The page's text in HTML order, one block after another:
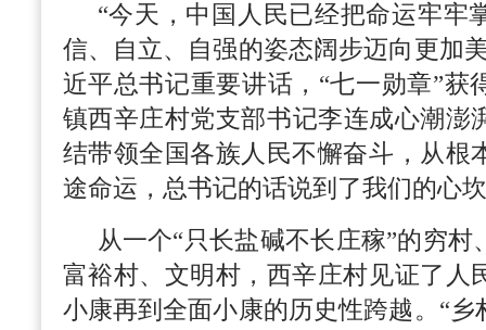
“今天，中国人民已经把命运牢牢
信、自立、自强的姿态阔步迈向更加
近平总书记重要讲话，“七一勋章”获
镇西辛庄村党支部书记李连成心潮澎
结带领全国各族人民不懈奋斗，从根
途命运，总书记的话说到了我们的心
从一个“只长盐碱不长庄稼”的穷
富裕村、文明村，西辛庄村见证了人
小康再到全面小康的历史性跨越。“